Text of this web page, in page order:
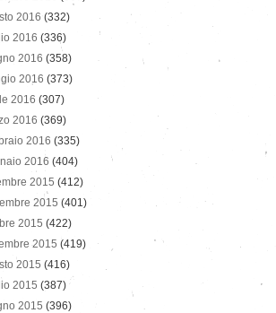
2016 (332)
2016 (336)
2016 (358)
2016 (373)
2016 (307)
2016 (369)
2016 (335)
2016 (404)
2015 (412)
2015 (401)
2015 (422)
2015 (419)
2015 (416)
2015 (387)
2015 (396)